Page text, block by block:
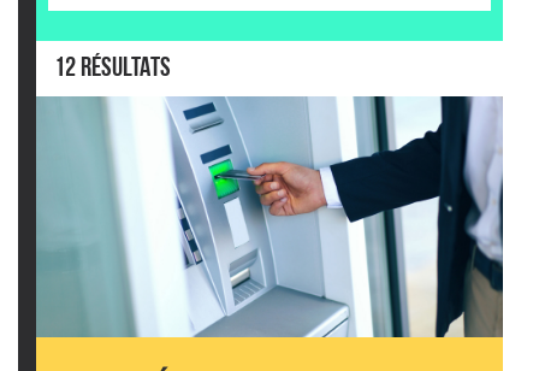
12 RÉSULTATS